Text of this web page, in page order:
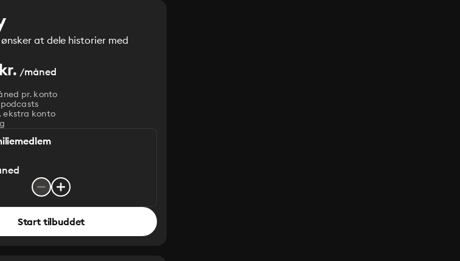
at dele historier med
/måned
pr. konto
ekstra konto
Start tilbuddet